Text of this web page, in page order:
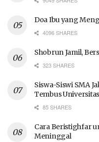
Doa Ibu yang
4096 SHARES
Shobrun Jamil,
323 SHARES
Siswa-Siswi SMA
Tembus
85 SHARES
Cara Beristighfar
Meninggal